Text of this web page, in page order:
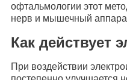
офтальмологии этот
нерв и мышечный
Как действует
При воздействии